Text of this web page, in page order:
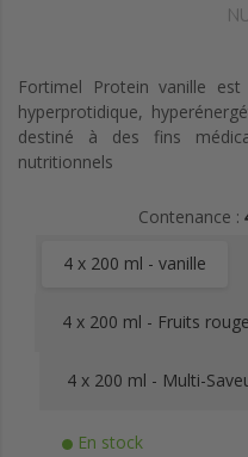
Fortimel Protein vanille
hyperprotidique,
destiné à des fins
nutritionnels
Contenance :
4 x 200 ml - vanille
4 x 200 ml - Fruits
4 x 200 ml - Multi-
En stock